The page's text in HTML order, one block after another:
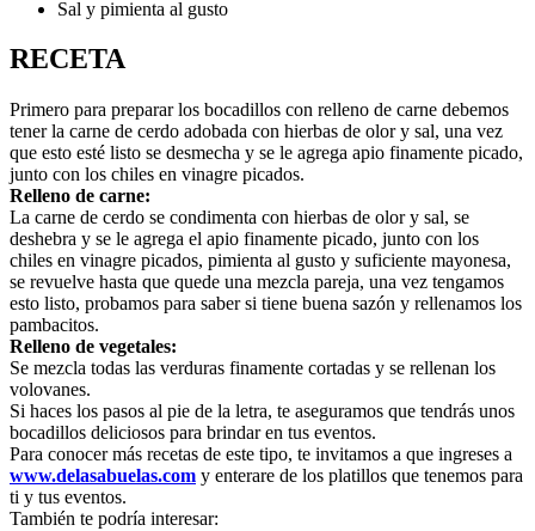
Sal y pimienta al gusto
RECETA
Primero para preparar los bocadillos con relleno de carne debemos
tener la carne de cerdo adobada con hierbas de olor y sal, una vez
que esto esté listo se desmecha y se le agrega apio finamente picado,
junto con los chiles en vinagre picados.
Relleno de carne:
La carne de cerdo se condimenta con hierbas de olor y sal, se
deshebra y se le agrega el apio finamente picado, junto con los
chiles en vinagre picados, pimienta al gusto y suficiente mayonesa,
se revuelve hasta que quede una mezcla pareja, una vez tengamos
esto listo, probamos para saber si tiene buena sazón y rellenamos los
pambacitos.
Relleno de vegetales:
Se mezcla todas las verduras finamente cortadas y se rellenan los
volovanes.
Si haces los pasos al pie de la letra, te aseguramos que tendrás unos
bocadillos deliciosos para brindar en tus eventos.
Para conocer más recetas de este tipo, te invitamos a que ingreses a
www.delasabuelas.com y enterare de los platillos que tenemos para
ti y tus eventos.
También te podría interesar: